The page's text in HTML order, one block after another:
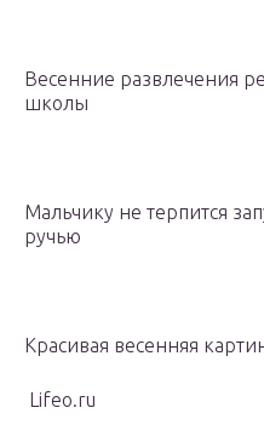
Весенние развлечения
школы
Мальчику не терпится
ручью
Красивая весенняя
Lifeo.ru